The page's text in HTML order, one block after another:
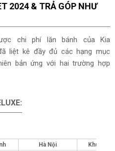
2024 & TRẢ GÓP NHƯ
chi phí lăn bánh của Kia
liệt kê đầy đủ các hạng mục
bản ứng với hai trường hợp
:
Hà Nội
Khu vực